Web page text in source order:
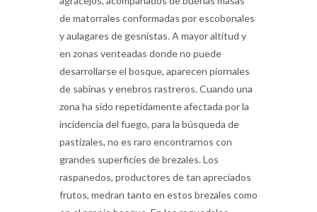
y aulagares de gesnistas. A mayor altitud y
en zonas venteadas donde no puede
desarrollarse el bosque, aparecen piornales
de sabinas y enebros rastreros. Cuando una
zona ha sido repetidamente afectada por la
incidencia del fuego, para la búsqueda de
pastizales, no es raro encontrarnos con
grandes superficies de brezales. Los
raspanedos, productores de tan apreciados
frutos, medran tanto en estos brezales como
en el propio bosque. En los roquedales,
peñas y pedregales crecen originales plantas